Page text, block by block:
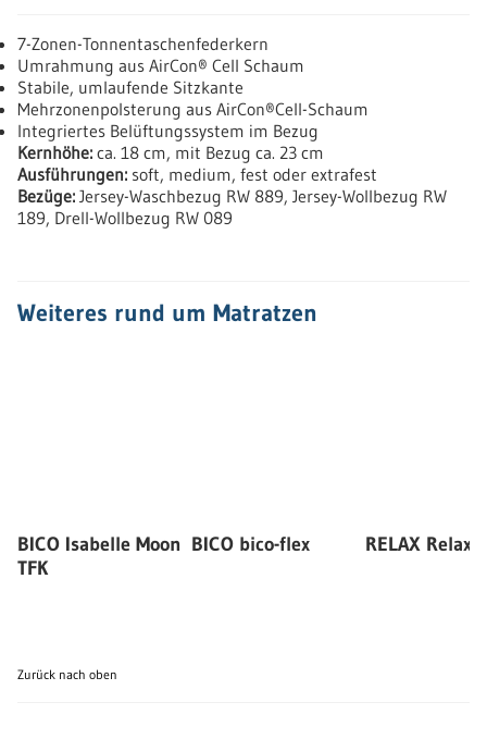
7-Zonen-Tonnentaschenfederkern
Umrahmung aus AirCon® Cell Schaum
Stabile, umlaufende Sitzkante
Mehrzonenpolsterung aus AirCon®Cell-Schaum
Integriertes Belüftungssystem im Bezug
Kernhöhe:ca. 18 cm, mit Bezug ca. 23 cm
Ausführungen: soft, medium, fest oder extrafest
Bezüge: Jersey-Waschbezug RW 889, Jersey-Wollbezug RW
189, Drell-Wollbezug RW 089
Weiteres rund um Matratzen
BICO Isabelle Moon
TFK
BICO bico-flex RELAX Relax
Zurück nach oben